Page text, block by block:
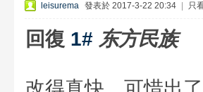
leisurema 發表於 2017-3-22 20:34 只
回復 1# 东方民族